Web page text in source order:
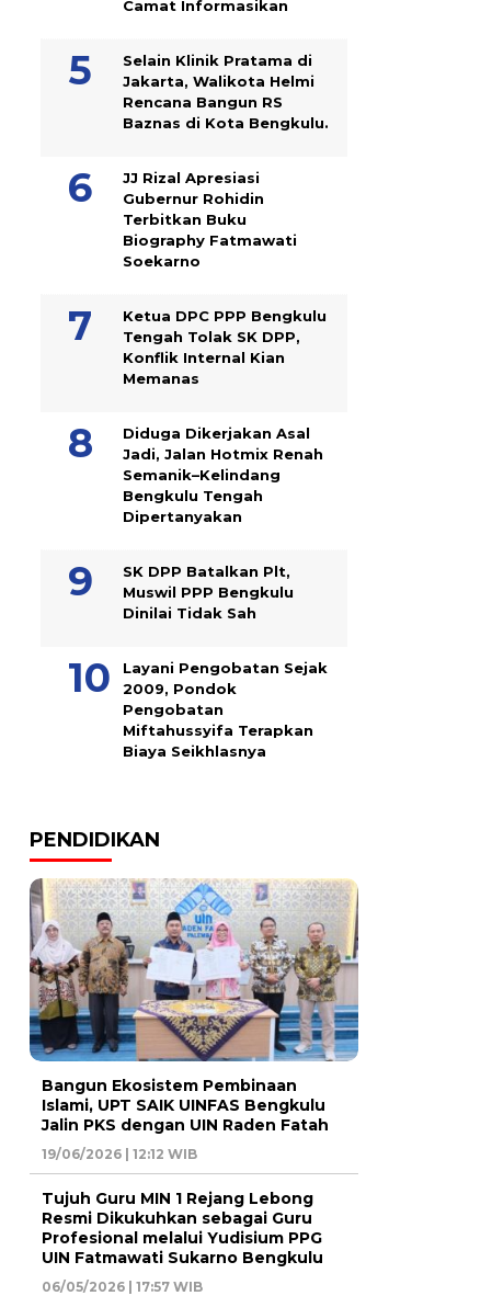
Camat Informasikan
Selain Klinik Pratama di
Jakarta, Walikota Helmi
Rencana Bangun RS
Baznas di Kota Bengkulu.
JJ Rizal Apresiasi
Gubernur Rohidin
Terbitkan Buku
Biography Fatmawati
Soekarno
Ketua DPC PPP Bengkulu
Tengah Tolak SK DPP,
Konflik Internal Kian
Memanas
Diduga Dikerjakan Asal
Jadi, Jalan Hotmix Renah
Semanik–Kelindang
Bengkulu Tengah
Dipertanyakan
SK DPP Batalkan Plt,
Muswil PPP Bengkulu
Dinilai Tidak Sah
Layani Pengobatan Sejak
2009, Pondok
Pengobatan
Miftahussyifa Terapkan
Biaya Seikhlasnya
PENDIDIKAN
Bangun Ekosistem Pembinaan
Islami, UPT SAIK UINFAS Bengkulu
Jalin PKS dengan UIN Raden Fatah
19/06/2026 | 12:12 WIB
Tujuh Guru MIN 1 Rejang Lebong
Resmi Dikukuhkan sebagai Guru
Profesional melalui Yudisium PPG
UIN Fatmawati Sukarno Bengkulu
06/05/2026 | 17:57 WIB